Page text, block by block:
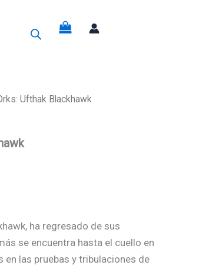
Ufthak Blackhawk
ha regresado de sus
se encuentra hasta el cuello en
las pruebas y tribulaciones de